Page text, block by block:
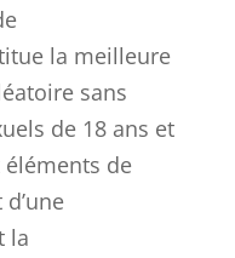
la meilleure
sans
de 18 ans et
éléments de
la